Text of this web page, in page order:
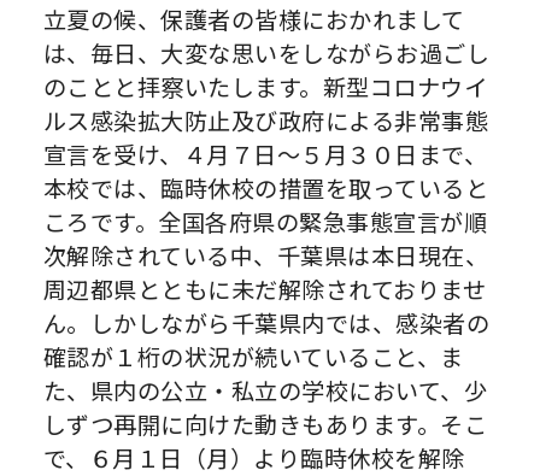
立夏の候、保護者の皆様におかれまして
は、毎日、大変な思いをしながらお過ごし
のことと拝察いたします。新型コロナウイ
ルス感染拡大防止及び政府による非常事態
宣言を受け、４月７日～５月３０日まで、
本校では、臨時休校の措置を取っていると
ころです。全国各府県の緊急事態宣言が順
次解除されている中、千葉県は本日現在、
周辺都県とともに未だ解除されておりませ
ん。しかしながら千葉県内では、感染者の
確認が１桁の状況が続いていること、ま
た、県内の公立・私立の学校において、少
しずつ再開に向けた動きもあります。そこ
で、６月１日（月）より臨時休校を解除